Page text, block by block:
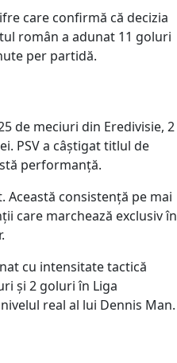
care confirmă că decizia
român a adunat 11 goluri
per partidă.
de meciuri din Eredivisie, 2
PSV a câștigat titlul de
performanță.
consistență pe mai
care marchează exclusiv în
cu intensitate tactică
și 2 goluri în Liga
real al lui Dennis Man.